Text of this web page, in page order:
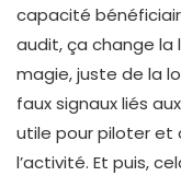
capacité
audit, ça change la
magie, juste de la
faux signaux liés
utile pour piloter et
l’activité. Et puis,